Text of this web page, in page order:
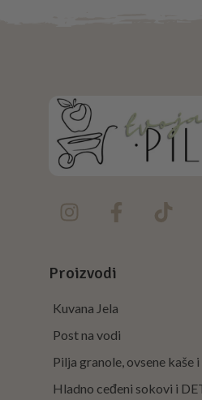
Proizvodi
Kuvana Jela
Post na vodi
Pilja granole, ovsene kaše
Hladno ceđeni sokovi i